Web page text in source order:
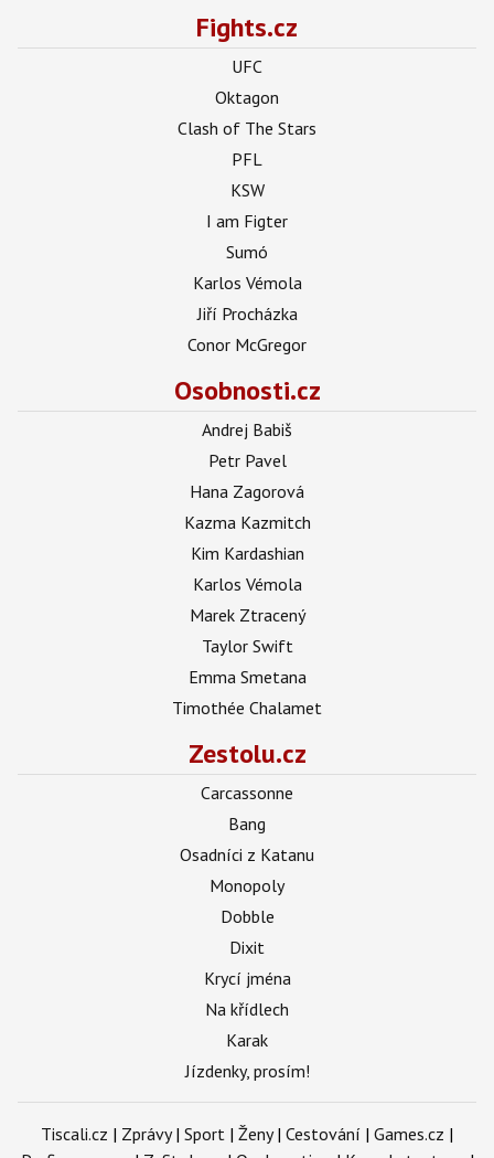
Fights.cz
UFC
Oktagon
Clash of The Stars
PFL
KSW
I am Figter
Sumó
Karlos Vémola
Jiří Procházka
Conor McGregor
Osobnosti.cz
Andrej Babiš
Petr Pavel
Hana Zagorová
Kazma Kazmitch
Kim Kardashian
Karlos Vémola
Marek Ztracený
Taylor Swift
Emma Smetana
Timothée Chalamet
Zestolu.cz
Carcassonne
Bang
Osadníci z Katanu
Monopoly
Dobble
Dixit
Krycí jména
Na křídlech
Karak
Jízdenky, prosím!
Tiscali.cz | Zprávy| Sport | Ženy| Cestování | Games.cz |